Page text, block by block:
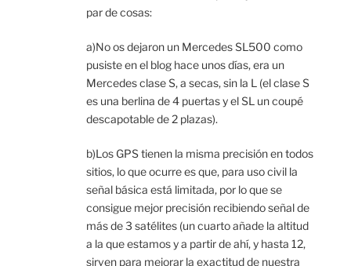
par de cosas:
a)No os dejaron un Mercedes SL500 como
pusiste en el blog hace unos días, era un
Mercedes clase S, a secas, sin la L (el clase S
es una berlina de 4 puertas y el SL un coupé
descapotable de 2 plazas).
b)Los GPS tienen la misma precisión en todos
sitios, lo que ocurre es que, para uso civil la
señal básica está limitada, por lo que se
consigue mejor precisión recibiendo señal de
más de 3 satélites (un cuarto añade la altitud
a la que estamos y a partir de ahí, y hasta 12,
sirven para mejorar la exactitud de nuestra